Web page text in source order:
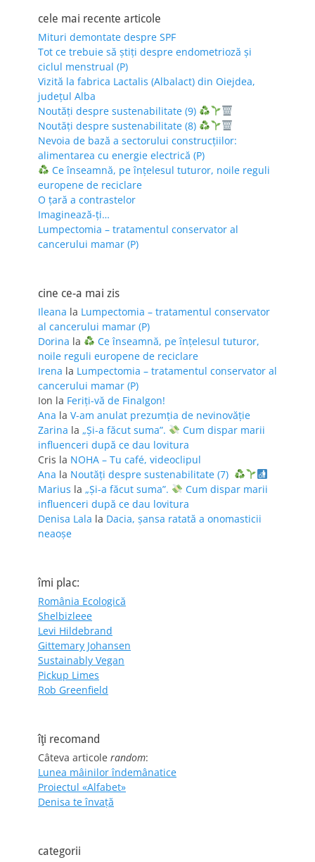
cele mai recente articole
Mituri demontate despre SPF
Tot ce trebuie să știți despre endometrioză și
ciclul menstrual (P)
Vizită la fabrica Lactalis (Albalact) din Oiejdea,
județul Alba
Noutăți despre sustenabilitate (9)
Noutăți despre sustenabilitate (8)
Nevoia de bază a sectorului construcțiilor:
alimentarea cu energie electrică (P)
Ce înseamnă, pe înțelesul tuturor, noile reguli
europene de reciclare
O țară a contrastelor
Imaginează-ți…
Lumpectomia – tratamentul conservator al
cancerului mamar (P)
cine ce-a mai zis
Ileana la Lumpectomia – tratamentul conservator
al cancerului mamar (P)
Dorina la
Ce înseamnă, pe înțelesul tuturor,
noile reguli europene de reciclare
Irena la Lumpectomia – tratamentul conservator al
cancerului mamar (P)
Ion la Feriţi-vă de Finalgon!
Ana la V-am anulat prezumția de nevinovăție
Zarina la „Și-a făcut suma”.
Cum dispar marii
influenceri după ce dau lovitura
Cris la NOHA – Tu café, videoclipul
Ana la Noutăți despre sustenabilitate (7)
Marius la „Și-a făcut suma”.
Cum dispar marii
influenceri după ce dau lovitura
Denisa Lala la Dacia, șansa ratată a onomasticii
neaoșe
îmi plac:
România Ecologică
Shelbizleee
Levi Hildebrand
Gittemary Johansen
Sustainably Vegan
Pickup Limes
Rob Greenfield
îţi recomand
Câteva articole random:
Lunea mâinilor îndemânatice
Proiectul «Alfabet»
Denisa te învaţă
categorii